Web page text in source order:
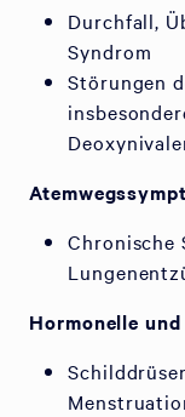
Durchfall,
Syndrom
Störungen
Chronische
Hormonelle